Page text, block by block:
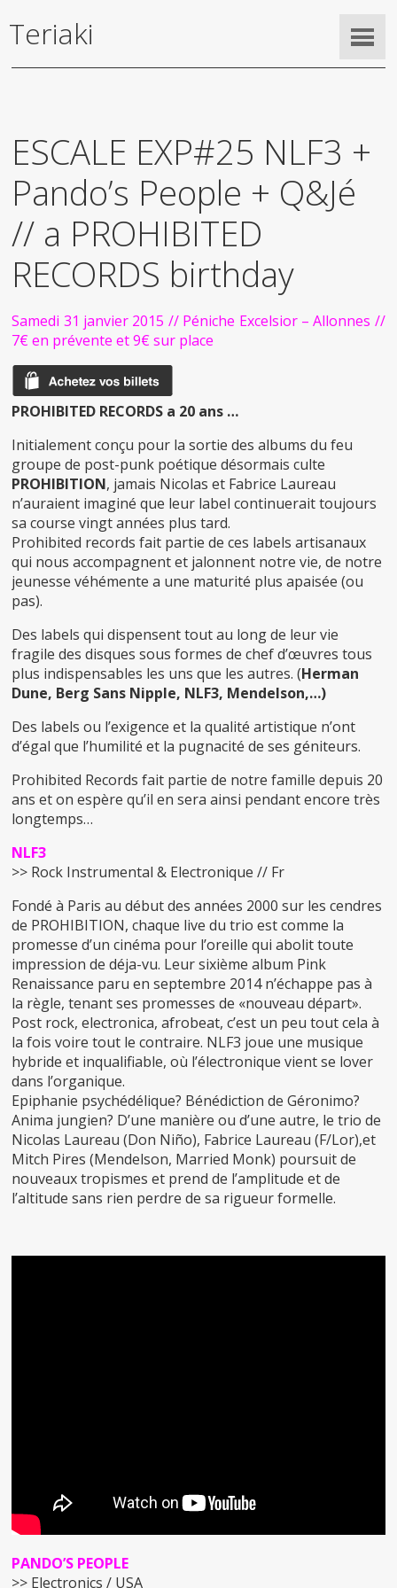
Teriaki
ESCALE EXP#25 NLF3 +
Pando’s People + Q&Jé
// a PROHIBITED
RECORDS birthday
Samedi 31 janvier 2015 // Péniche Excelsior – Allonnes //
7€ en prévente et 9€ sur place
PROHIBITED RECORDS a 20 ans …
Initialement conçu pour la sortie des albums du feu
groupe de post-punk poétique désormais culte
PROHIBITION, jamais Nicolas et Fabrice Laureau
n’auraient imaginé que leur label continuerait toujours
sa course vingt années plus tard.
Prohibited records fait partie de ces labels artisanaux
qui nous accompagnent et jalonnent notre vie, de notre
jeunesse véhémente a une maturité plus apaisée (ou
pas).
Des labels qui dispensent tout au long de leur vie
fragile des disques sous formes de chef d’œuvres tous
plus indispensables les uns que les autres. (Herman
Dune, Berg Sans Nipple, NLF3, Mendelson,…)
Des labels ou l’exigence et la qualité artistique n’ont
d’égal que l’humilité et la pugnacité de ses géniteurs.
Prohibited Records fait partie de notre famille depuis 20
ans et on espère qu’il en sera ainsi pendant encore très
longtemps…
NLF3
>> Rock Instrumental & Electronique // Fr
Fondé à Paris au début des années 2000 sur les cendres
de PROHIBITION, chaque live du trio est comme la
promesse d’un cinéma pour l’oreille qui abolit toute
impression de déja-vu. Leur sixième album Pink
Renaissance paru en septembre 2014 n’échappe pas à
la règle, tenant ses promesses de «nouveau départ».
Post rock, electronica, afrobeat, c’est un peu tout cela à
la fois voire tout le contraire. NLF3 joue une musique
hybride et inqualifiable, où l’électronique vient se lover
dans l’organique.
Epiphanie psychédélique? Bénédiction de Géronimo?
Anima jungien? D’une manière ou d’une autre, le trio de
Nicolas Laureau (Don Niño), Fabrice Laureau (F/Lor),et
Mitch Pires (Mendelson, Married Monk) poursuit de
nouveaux tropismes et prend de l’amplitude et de
l’altitude sans rien perdre de sa rigueur formelle.
PANDO’S PEOPLE
>> Electronics / USA